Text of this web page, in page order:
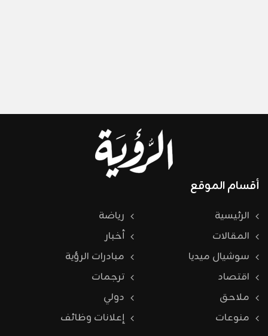
أقسام الموقع
الرئيسية
رياضة
المقالات
أخبار
سوشيال ميديا
مبادرات الرؤية
اقتصاد
ترجمات
ملاحق
دولي
منوعات
إعلانات وظائف